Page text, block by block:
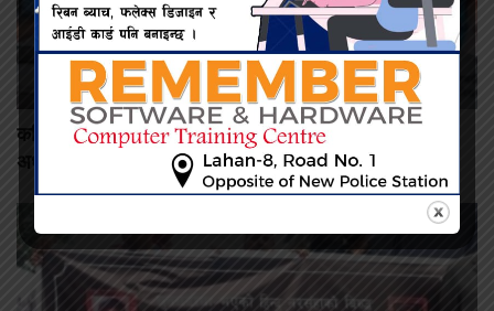
कमिशन नदिँदा दुःख दिइयो’ भन्ने सहकारी सञ्चालकको आरोप, वडा
अध्यक्षद्वारा अस्वीकार